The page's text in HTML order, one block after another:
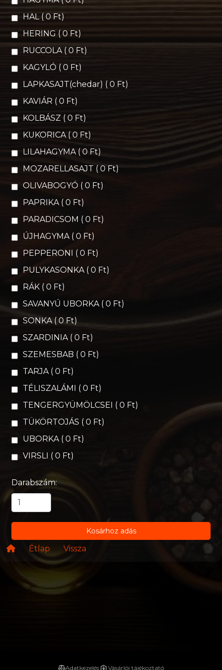
HAL ( 0 Ft)
HERING ( 0 Ft)
RUCCOLA ( 0 Ft)
KAGYLÓ ( 0 Ft)
LAPKASAJT(chedar) ( 0 Ft)
KAVIÁR ( 0 Ft)
KOLBÁSZ ( 0 Ft)
KUKORICA ( 0 Ft)
LILAHAGYMA ( 0 Ft)
MOZARELLASAJT ( 0 Ft)
OLIVABOGYÓ ( 0 Ft)
PAPRIKA ( 0 Ft)
PARADICSOM ( 0 Ft)
ÚJHAGYMA ( 0 Ft)
PEPPERONI ( 0 Ft)
PULYKASONKA ( 0 Ft)
RÁK ( 0 Ft)
SAVANYÚ UBORKA ( 0 Ft)
SONKA ( 0 Ft)
SZARDINIA ( 0 Ft)
SZEMESBAB ( 0 Ft)
TARJA ( 0 Ft)
TÉLISZALÁMI ( 0 Ft)
TENGERGYÜMÖLCSEI ( 0 Ft)
TÜKÖRTOJÁS ( 0 Ft)
UBORKA ( 0 Ft)
VIRSLI ( 0 Ft)
Darabszám:
Kosárhoz adás
Étlap Vissza
Adatkezelés Vásárlói tájékoztató